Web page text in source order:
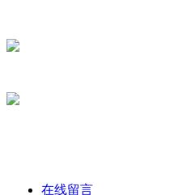
在线留言